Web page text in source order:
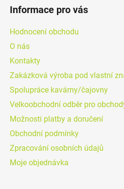
Informace pro vás
Hodnocení obchodu
O nás
Kontakty
Zakázková výroba pod vlastní
Spolupráce kavárny/čajovny
Velkoobchodní odběr pro
Možnosti platby a doručení
Obchodní podmínky
Zpracování osobních údajů
Moje objednávka